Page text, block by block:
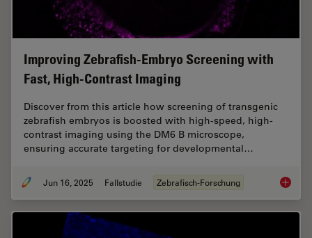
Improving Zebrafish-Embryo Screening with
Fast, High-Contrast Imaging
Discover from this article how screening of transgenic
zebrafish embryos is boosted with high-speed, high-
contrast imaging using the DM6 B microscope,
ensuring accurate targeting for developmental…
Jun 16, 2025 Fallstudie Zebrafisch-Forschung